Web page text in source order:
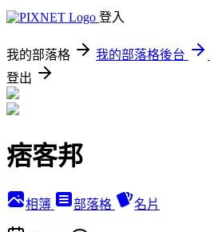
登入
我的部落格 我的部落格後台
登出
痞客邦
相簿 部落格 名片